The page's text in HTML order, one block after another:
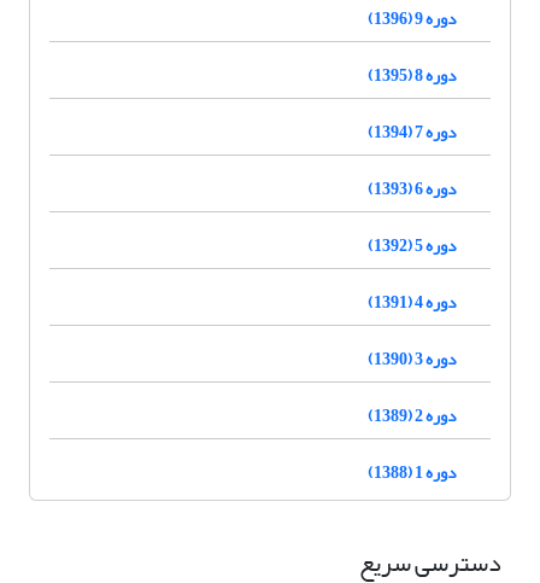
دوره 9 (1396)
دوره 8 (1395)
دوره 7 (1394)
دوره 6 (1393)
دوره 5 (1392)
دوره 4 (1391)
دوره 3 (1390)
دوره 2 (1389)
دوره 1 (1388)
دسترسی سریع